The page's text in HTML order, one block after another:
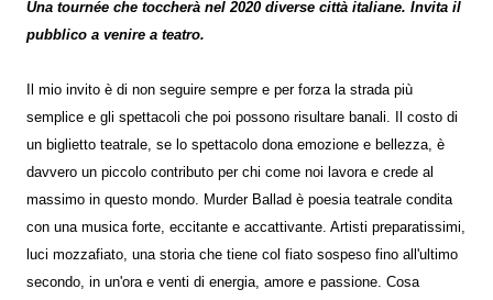
Una tournée che toccherà nel 2020 diverse città italiane. Invita il
pubblico a venire a teatro.
Il mio invito è di non seguire sempre e per forza la strada più
semplice e gli spettacoli che poi possono risultare banali. Il costo di
un biglietto teatrale, se lo spettacolo dona emozione e bellezza, è
davvero un piccolo contributo per chi come noi lavora e crede al
massimo in questo mondo. Murder Ballad è poesia teatrale condita
con una musica forte, eccitante e accattivante. Artisti preparatissimi,
luci mozzafiato, una storia che tiene col fiato sospeso fino all'ultimo
secondo, in un'ora e venti di energia, amore e passione. Cosa